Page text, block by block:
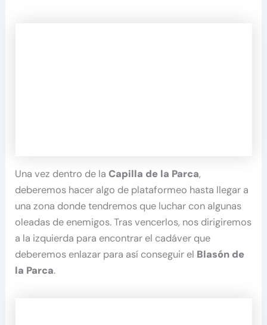
Una vez dentro de laCapilla de la Parca,
deberemos hacer algo de plataformeo hasta llegar a
una zona donde tendremos que luchar con algunas
oleadas de enemigos. Tras vencerlos, nos dirigiremos
a la izquierda para encontrar el cadáver que
deberemos enlazar para así conseguir el Blasón de
la Parca.